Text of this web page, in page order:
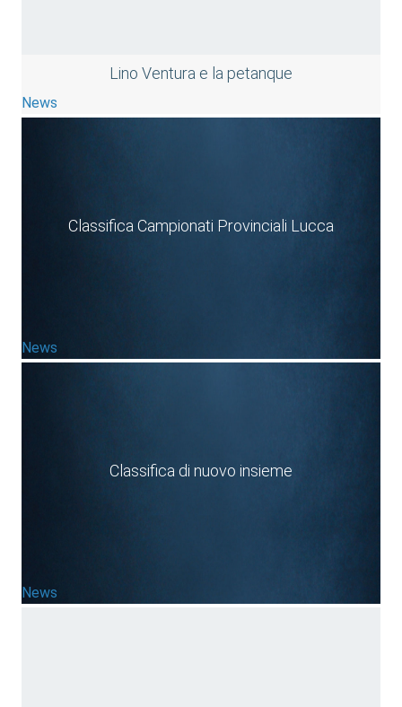
Lino Ventura e la petanque
News
Classifica Campionati Provinciali Lucca
News
Classifica di nuovo insieme
News